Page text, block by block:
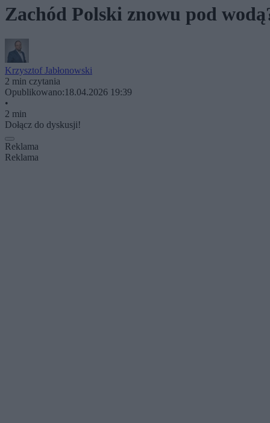
Zachód Polski znowu pod
Krzysztof Jabłonowski
2 min czytania
Opublikowano:18.04.2026 19:39
•
2 min
Dołącz do dyskusji!
Reklama
Reklama